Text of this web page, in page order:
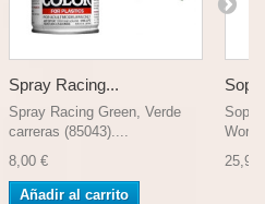
Spray Racing...
Spray Racing Green, Verde
carreras (85043)....
8,00 €
Añadir al carrito
Work
25,99